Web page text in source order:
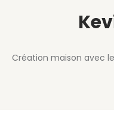
Création maison avec